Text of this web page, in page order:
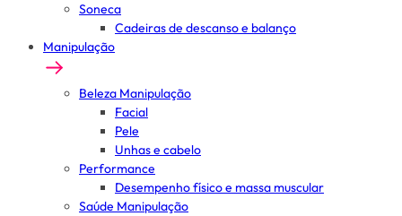
Soneca
Cadeiras de descanso e balanço
Manipulação
Beleza Manipulação
Facial
Pele
Unhas e cabelo
Performance
Desempenho físico e massa muscular
Saúde Manipulação